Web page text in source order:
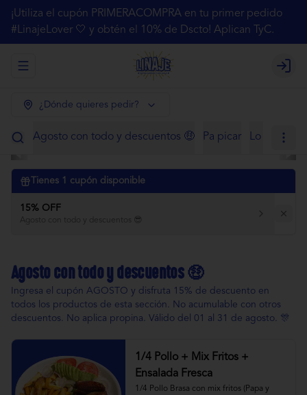
¡Utiliza el cupón PRIMERACOMPRA en tu primer pedido
#LinajeLover 🤍 y obtén el 10% de Dscto! Aplican TyC.
Abrir menu de navegación Login
¿Dónde quieres pedir?
Agosto con todo y descuentos 🤑 Pa picar Lo de
Tienes 1 cupón disponible
15% OFF
Agosto con todo y descuentos 😎
Agosto con todo y descuentos 🤑
Ingresa el cupón AGOSTO y disfruta 15% de descuento en
todos los productos de esta sección. No acumulable con otros
descuentos. No aplica propina. Válido del 01 al 31 de agosto. 🎊
1/4 Pollo + Mix Fritos +
Ensalada Fresca
1/4 Pollo Brasa con mix fritos (Papa y